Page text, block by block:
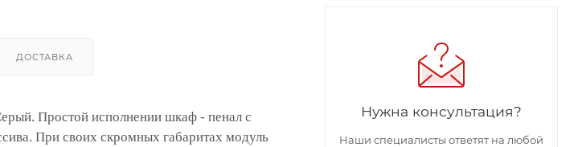
ДОСТАВКА
Простой исполнении шкаф - пенал с
При своих скромных габаритах модуль
Нужна консультация?
Наши специалисты ответят на любой